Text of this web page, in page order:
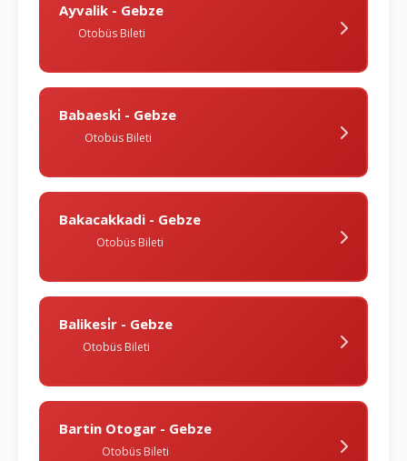
Ayvalik - Gebze
Otobüs Bileti
Babaeski̇ - Gebze
Otobüs Bileti
Bakacakkadi - Gebze
Otobüs Bileti
Balikesi̇r - Gebze
Otobüs Bileti
Bartin Otogar - Gebze
Otobüs Bileti